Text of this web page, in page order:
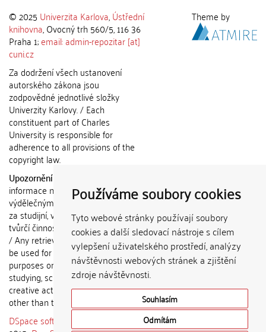
Používáme soubory cookies
Tyto webové stránky používají soubory
cookies a další sledovací nástroje s cílem
vylepšení uživatelského prostředí, analýzy
návštěvnosti webových stránek a zjištění
zdroje návštěvnosti.
Souhlasím
Odmítám
© 2025 Univerzita Karlova,Ústřední
knihovna, Ovocný trh 560/5, 116 36
Praha 1;email: admin-repozitar [at]
cuni.cz
Za dodržení všech ustanovení
autorského zákona jsou
zodpovědné jednotlivé složky
Univerzity Karlovy. / Each
constituent part of Charles
University is responsible for
adherence to all provisions of the
copyright law.
Upozornění / Notice:
informace nemohou být použity k
výdělečným účelům nebo vydávány
za studijní, vědeckou nebo jinou
tvůrčí činnost jiné osoby než autora.
/ Any retrieved information shall not
be used for any commercial
purposes or claimed as results of
studying, scientific or any other
creative activities of any person
other than the author.
DSpace software
copyright © 2002-
Theme by